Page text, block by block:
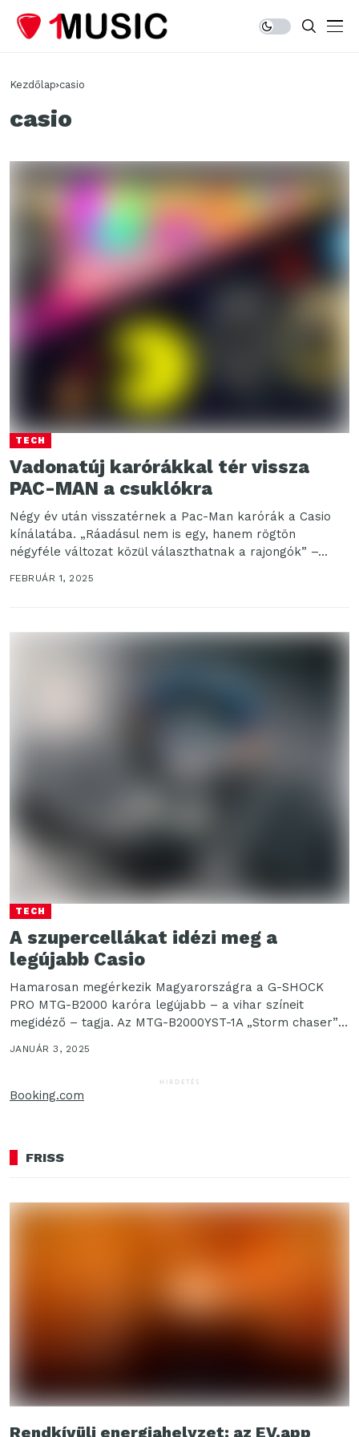
Kezdőlap casio
casio
TECH
Vadonatúj karórákkal tér vissza
PAC-MAN a csuklókra
Négy év után visszatérnek a Pac-Man karórák a Casio
kínálatába. „Ráadásul nem is egy, hanem rögtön
négyféle változat közül választhatnak a rajongók” –...
FEBRUÁR 1, 2025
TECH
A szupercellákat idézi meg a
legújabb Casio
Hamarosan megérkezik Magyarországra a G-SHOCK
PRO MTG-B2000 karóra legújabb – a vihar színeit
megidéző – tagja. Az MTG-B2000YST-1A „Storm chaser”
hű marad a...
JANUÁR 3, 2025
HIRDETÉS
Booking.com
FRISS
Rendkívüli energiahelyzet: az EV.app